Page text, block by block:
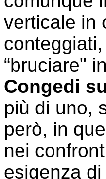
verticale in
“bruciare"
Congedi
più di uno,
però, in
nei
esigenza